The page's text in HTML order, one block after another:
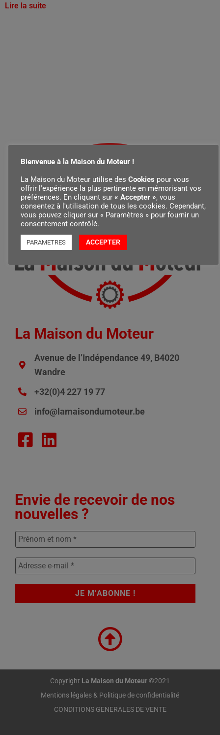
Lire la suite
La Maison du Moteur
Avenue de l’Indépendance 49, B4020
Wandre
+32(0)4 227 19 77
info@lamaisondumoteur.be
Envie de recevoir de nos
nouvelles ?
Copyright La Maison du Moteur©2021
Mentions légales & Politique de confidentialité
CONDITIONS GENERALES DE VENTE
Bienvenue à la Maison du Moteur !
La Maison du Moteur utilise des Cookies pour vous
offrir l'expérience la plus pertinente en mémorisant vos
préférences. En cliquant sur « Accepter », vous
consentez à l'utilisation de tous les cookies. Cependant,
vous pouvez cliquer sur « Paramètres » pour fournir un
consentement contrôlé.
PARAMETRES ACCEPTER